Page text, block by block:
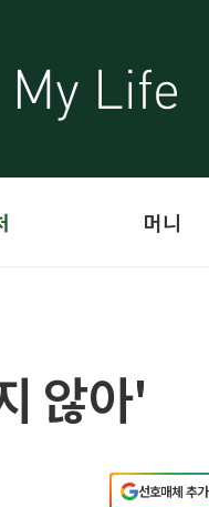
머니
않아'
선호매체 추가